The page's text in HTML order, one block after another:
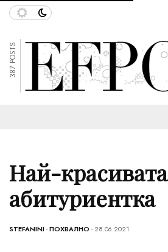
387 POSTS
Най-красивата
абитуриентка
STEFANINI-ПОХВАЛНО - 28.06.2021